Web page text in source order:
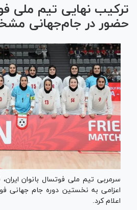
ترکیب نهایی تیم ملی
حضور در جام‌جهانی
اعزامی به نخستین دوره جام جهانی
اعلام کرد.